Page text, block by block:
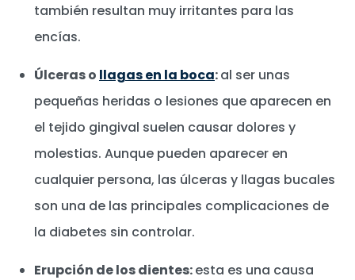
también resultan muy irritantes para las
encías.
Úlceras o llagas en la boca:al ser unas
pequeñas heridas o lesiones que aparecen en
el tejido gingival suelen causar dolores y
molestias. Aunque pueden aparecer en
cualquier persona, las úlceras y llagas bucales
son una de las principales complicaciones de
la diabetes sin controlar.
Erupción de los dientes:esta es una causa